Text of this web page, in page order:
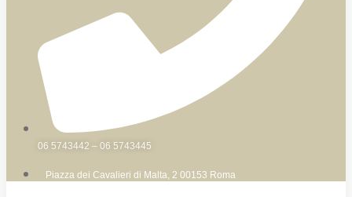
06 5743442 – 06 5743445
Piazza dei Cavalieri di Malta, 2 00153 Roma